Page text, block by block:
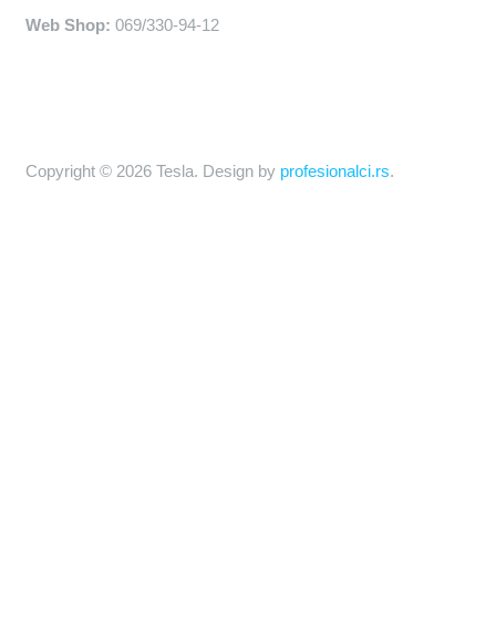
Web Shop: 069/330-94-12
Copyright © 2026 Tesla. Design by profesionalci.rs.